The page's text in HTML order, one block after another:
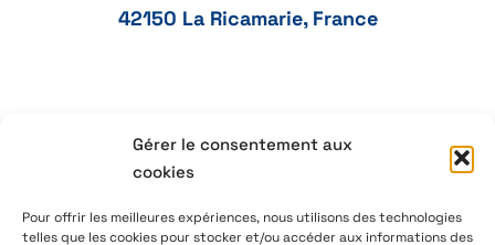
Gérer le consentement aux
cookies
Pour offrir les meilleures expériences, nous utilisons des technologies
telles que les cookies pour stocker et/ou accéder aux informations des
42150 La Ricamarie, France
+33 77 41 21 47
aeservice@aeservice.fr